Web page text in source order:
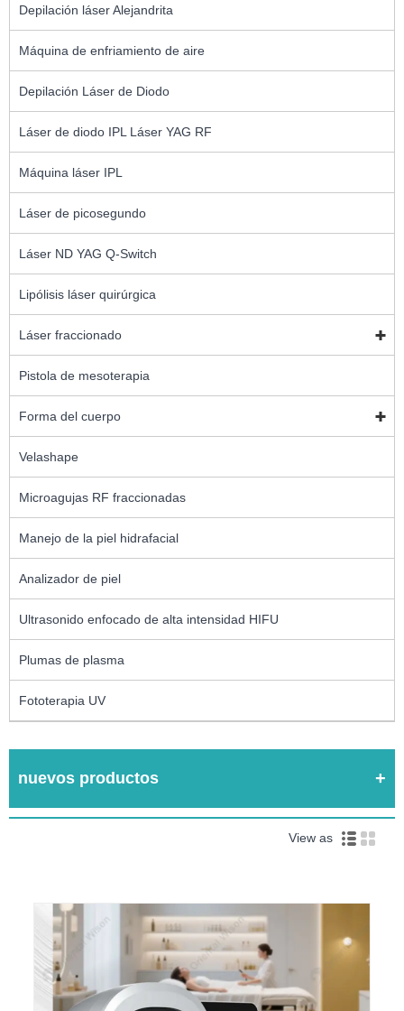
Depilación láser Alejandrita
Máquina de enfriamiento de aire
Depilación Láser de Diodo
Láser de diodo IPL Láser YAG RF
Máquina láser IPL
Láser de picosegundo
Láser ND YAG Q-Switch
Lipólisis láser quirúrgica
Láser fraccionado
Pistola de mesoterapia
Forma del cuerpo
Velashape
Microagujas RF fraccionadas
Manejo de la piel hidrafacial
Analizador de piel
Ultrasonido enfocado de alta intensidad HIFU
Plumas de plasma
Fototerapia UV
nuevos productos
View as